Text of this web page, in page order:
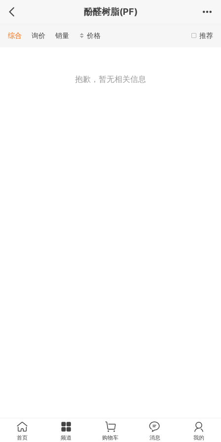
酚醛树脂(PF)
推荐
综合 询价 销量 价格
抱歉，暂无相关信息
首页 频道 购物车 消息 我的